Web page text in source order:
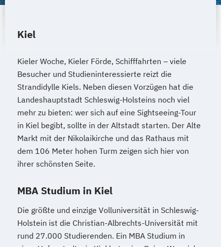
Kiel
Kieler Woche, Kieler Förde, Schifffahrten – viele
Besucher und Studieninteressierte reizt die
Strandidylle Kiels. Neben diesen Vorzügen hat die
Landeshauptstadt Schleswig-Holsteins noch viel
mehr zu bieten: wer sich auf eine Sightseeing-Tour
in Kiel begibt, sollte in der Altstadt starten. Der Alte
Markt mit der Nikolaikirche und das Rathaus mit
dem 106 Meter hohen Turm zeigen sich hier von
ihrer schönsten Seite.
MBA Studium in Kiel
Die größte und einzige Volluniversität in Schleswig-
Holstein ist die Christian-Albrechts-Universität mit
rund 27.000 Studierenden. Ein MBA Studium in